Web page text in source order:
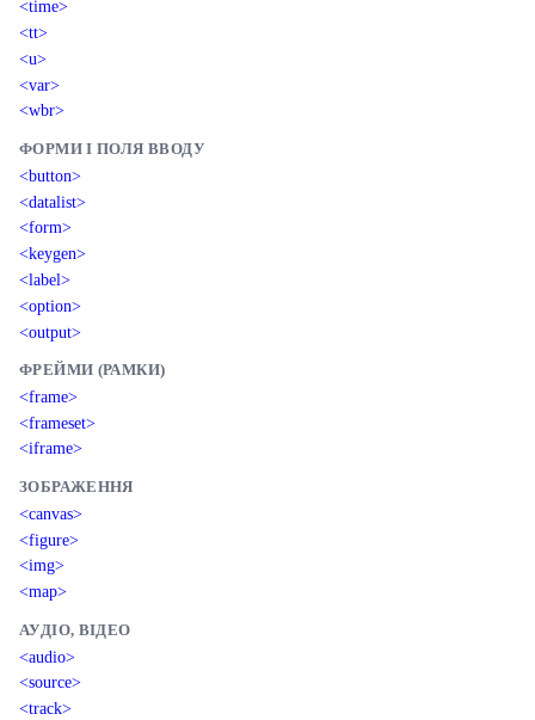
<time>
<tt>
<u>
<var>
<wbr>
ФОРМИ І ПОЛЯ ВВОДУ
<button>
<datalist>
<form>
<keygen>
<label>
<option>
<output>
ФРЕЙМИ (РАМКИ)
<frame>
<frameset>
<iframe>
ЗОБРАЖЕННЯ
<canvas>
<figure>
<img>
<map>
АУДІО, ВІДЕО
<audio>
<source>
<track>